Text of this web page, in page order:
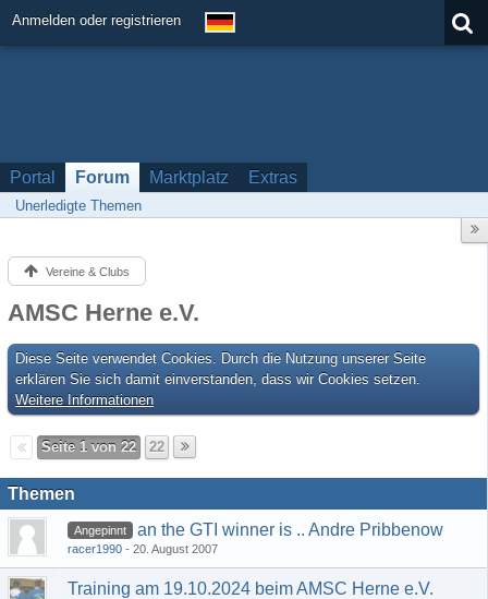
Anmelden oder registrieren
Portal Forum Marktplatz Extras
Unerledigte Themen
Vereine & Clubs
AMSC Herne e.V.
Diese Seite verwendet Cookies. Durch die Nutzung unserer Seite
erklären Sie sich damit einverstanden, dass wir Cookies setzen.
Weitere Informationen
Seite 1 von 22 22
Themen
Angepinnt an the GTI winner is .. Andre Pribbenow
racer1990 20. August 2007
Training am 19.10.2024 beim AMSC Herne e.V.